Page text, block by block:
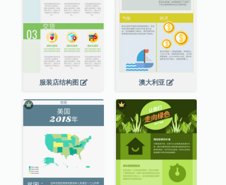
服装店结构图 澳大利亚